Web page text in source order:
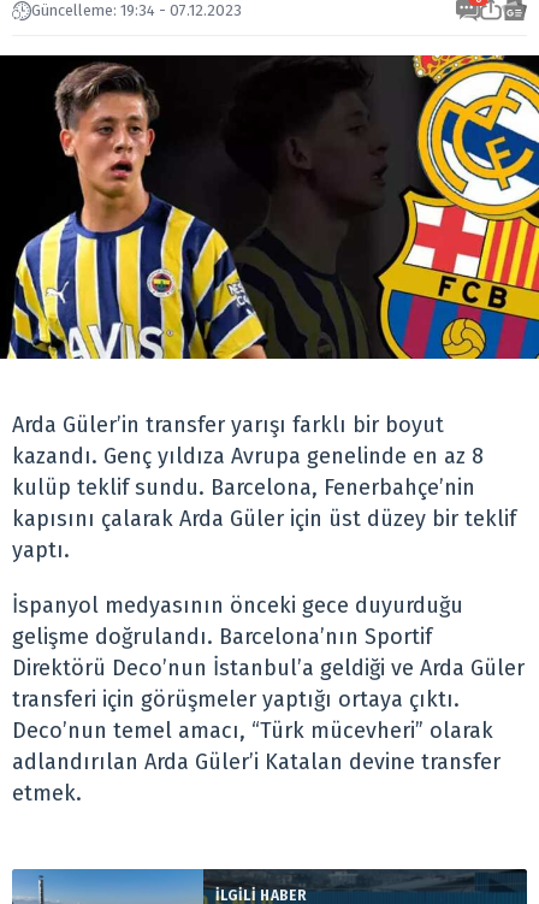
Güncelleme: 19:34 - 07.12.2023
Arda Güler’in transfer yarışı farklı bir boyut
kazandı. Genç yıldıza Avrupa genelinde en az 8
kulüp teklif sundu. Barcelona, Fenerbahçe’nin
kapısını çalarak Arda Güler için üst düzey bir teklif
yaptı.
İspanyol medyasının önceki gece duyurduğu
gelişme doğrulandı. Barcelona’nın Sportif
Direktörü Deco’nun İstanbul’a geldiği ve Arda Güler
transferi için görüşmeler yaptığı ortaya çıktı.
Deco’nun temel amacı, “Türk mücevheri” olarak
adlandırılan Arda Güler’i Katalan devine transfer
etmek.
İLGİLİ HABER